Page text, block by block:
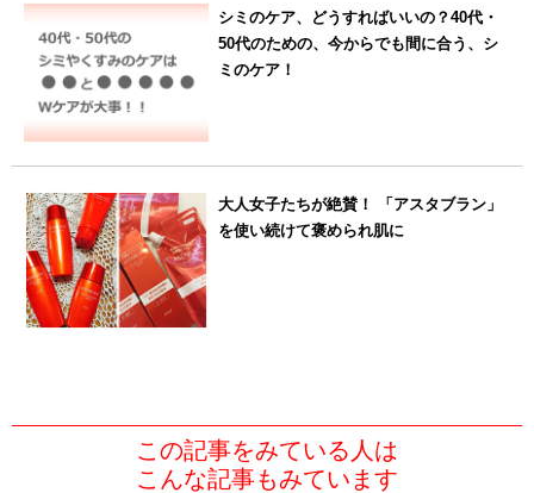
シミのケア、どうすればいいの？40代・
50代のための、今からでも間に合う、シ
ミのケア！
大人女子たちが絶賛！ 「アスタブラン」
を使い続けて褒められ肌に
この記事をみている人は
こんな記事もみています